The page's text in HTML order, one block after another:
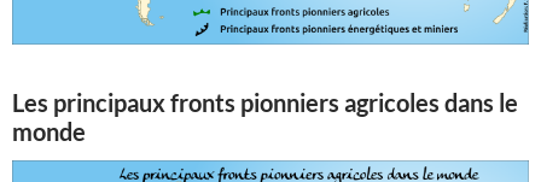
Les principaux fronts pionniers agricoles dans le
monde